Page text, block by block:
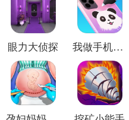
眼力大侦探 我做手机壳特好看